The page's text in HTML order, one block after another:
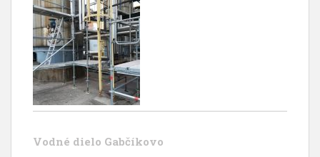
Vodné dielo Gabčíkovo